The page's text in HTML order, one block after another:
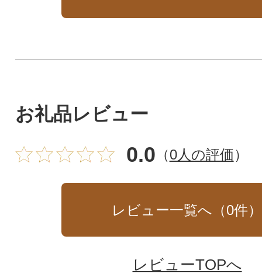
お礼品レビュー
0.0 （0人の評価）
レビュー一覧へ（0件）
レビューTOPへ